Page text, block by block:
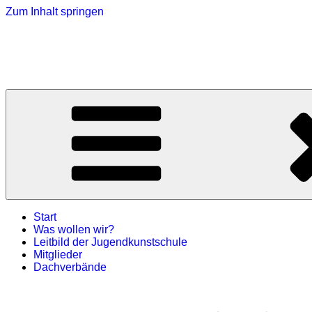
Zum Inhalt springen
Start
Was wollen wir?
Leitbild der Jugendkunstschule
Mitglieder
Dachverbände